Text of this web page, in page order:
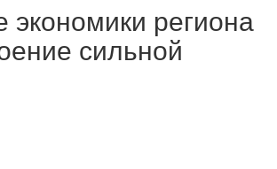
экономики региона
сильной